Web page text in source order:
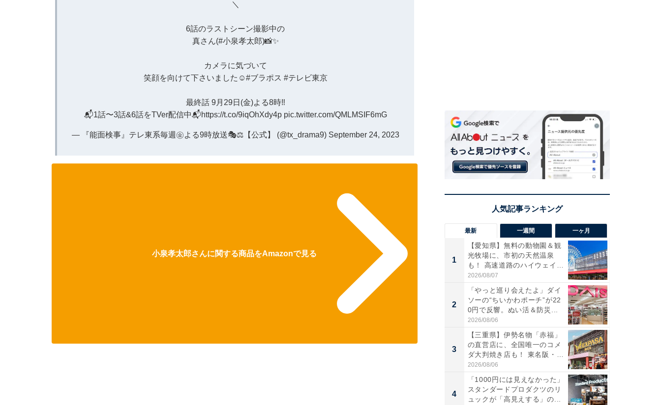
＼
6話のラストシーン撮影中の
真さん(#小泉孝太郎)📸✨
カメラに気づいて
笑顔を向けて下さいました☺️#ブラポス #テレビ東京
最終話 9月29日(金)よる8時‼️
📬1話〜3話&6話をTVer配信中📬https://t.co/9iqOhXdy4p pic.twitter.com/QMLMSIF6mG
— 『能面検事』テレ東系毎週㊎よる9時放送🎭⚖️【公式】 (@tx_drama9) September 24, 2023
小泉孝太郎さんに関する商品をAmazonで見る
最新 一週間 一ヶ月
1
【愛知県】無料の動物園＆観
光牧場に、市初の天然温泉
も！ 高速道路のハイウェイオ
ア...
2026/08/07
2
「やっと巡り会えたよ」ダイ
ソーの“ちいかわポーチ”が22
0円で反響。ぬい活＆防災...
2026/08/06
3
【三重県】伊勢名物「赤福」
の直営店に、全国唯一のコメ
ダ大判焼き店も！ 東名阪・
伊...
2026/08/06
4
「1000円には見えなかった」
スタンダードプロダクツのリ
ュックが「高見えする」の...